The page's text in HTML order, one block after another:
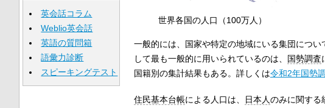
世界各国の人口（100万人）
一般的には、国家や特定の地域にいる集団につい
して最も一般的に用いられているのは、 国勢調査
国籍別の集計結果もある。詳しくは令和2年国勢
住民基本台帳による人口は、 日本人のみに関する
英会話コラム
Weblio英会話
英語の質問箱
語彙力診断
スピーキングテスト